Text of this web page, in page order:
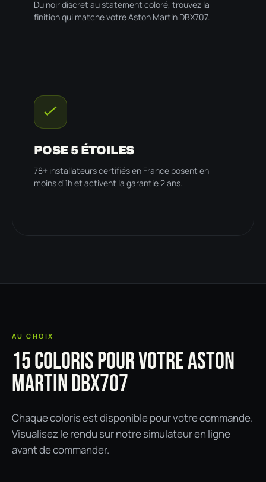
Du noir discret au statement coloré, trouvez la
finition qui matche votre Aston Martin DBX707.
POSE 5 ÉTOILES
78+ installateurs certifiés en France posent en
moins d'1h et activent la garantie 2 ans.
AU CHOIX
15 COLORIS POUR VOTRE ASTON
MARTIN DBX707
Chaque coloris est disponible pour votre commande.
Visualisez le rendu sur notre simulateur en ligne
avant de commander.